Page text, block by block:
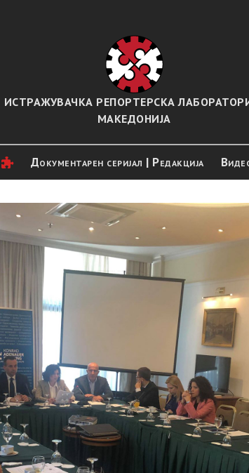
ИСТРАЖУВАЧКА РЕПОРТЕРСКА
МАКЕДОНИЈА
Документарен серијал | Редакција